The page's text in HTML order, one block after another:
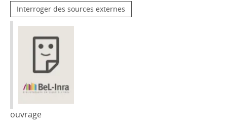
Interroger des sources externes
ouvrage